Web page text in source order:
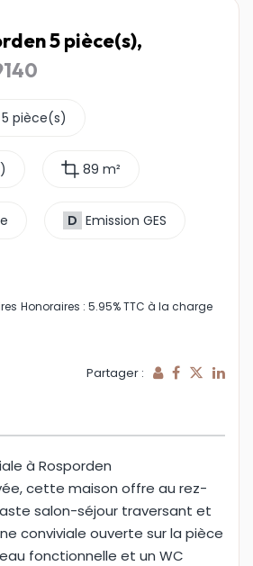
5 pièce(s),
5 pièce(s)
89 m²
D Emission GES
Honoraires : 5.95% TTC à la charge
Partager :
à Rosporden
cette maison offre au rez-
salon-séjour traversant et
conviviale ouverte sur la pièce
fonctionnelle et un WC